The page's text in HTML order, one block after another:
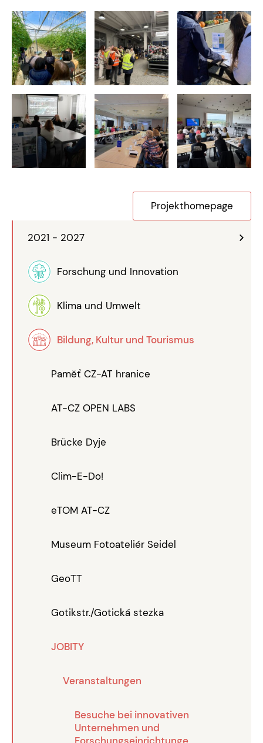
2021 - 2027
Forschung und Innovation
Klima und Umwelt
Bildung, Kultur und Tourismus
Paměť CZ-AT hranice
AT-CZ OPEN LABS
Brücke Dyje
Clim-E-Do!
eTOM AT-CZ
Museum Fotoateliér Seidel
GeoTT
Gotikstr./Gotická stezka
JOBITY
Veranstaltungen
Besuche bei innovativen
Unternehmen und
Projekthomepage